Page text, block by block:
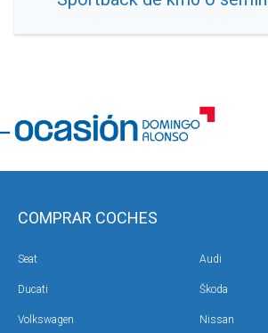
COMPRAR COCHES
Seat Audi
Ducati Škoda
Volkswagen Nissan